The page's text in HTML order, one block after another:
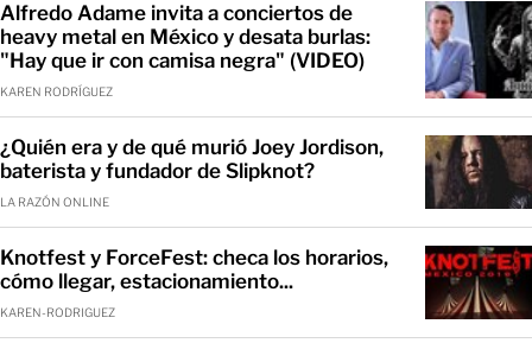
Alfredo Adame invita a conciertos de
heavy metal en México y desata burlas:
"Hay que ir con camisa negra" (VIDEO)
KAREN RODRÍGUEZ
¿Quién era y de qué murió Joey Jordison,
baterista y fundador de Slipknot?
LA RAZÓN ONLINE
Knotfest y ForceFest: checa los horarios,
cómo llegar, estacionamiento...
KAREN-RODRIGUEZ